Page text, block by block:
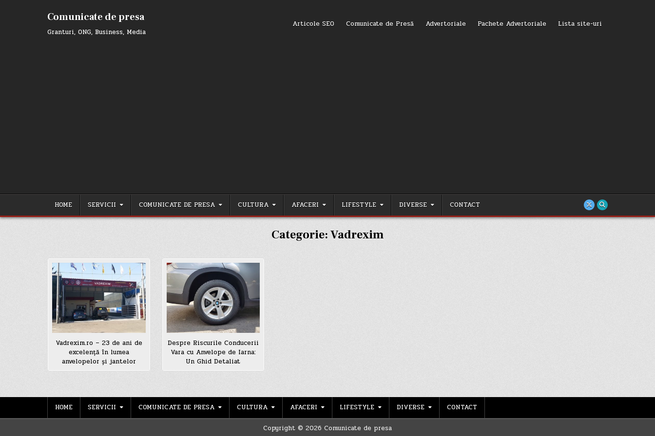
Comunicate de presa
Granturi, ONG, Business, Media
Articole SEO Comunicate de Presă Advertoriale Pachete Advertoriale Lista site-uri
HOME SERVICII COMUNICATE DE PRESA CULTURA AFACERI LIFESTYLE DIVERSE CONTACT
Categorie:Vadrexim
Vadrexim.ro – 23 de ani de
excelență în lumea
anvelopelor și jantelor
Despre Riscurile Conducerii
Vara cu Anvelope de Iarna:
Un Ghid Detaliat
HOME SERVICII COMUNICATE DE PRESA CULTURA AFACERI LIFESTYLE DIVERSE CONTACT
Copyright © 2026 Comunicate de presa